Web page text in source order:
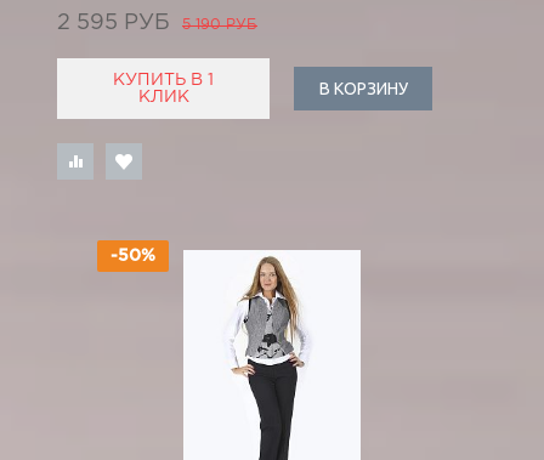
2 595 РУБ 5 190 РУБ
КУПИТЬ В 1
КЛИК
В КОРЗИНУ
-50%